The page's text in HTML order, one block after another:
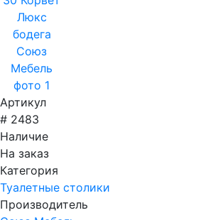
Артикул
# 2483
Наличие
На заказ
Категория
Туалетные столики
Производитель